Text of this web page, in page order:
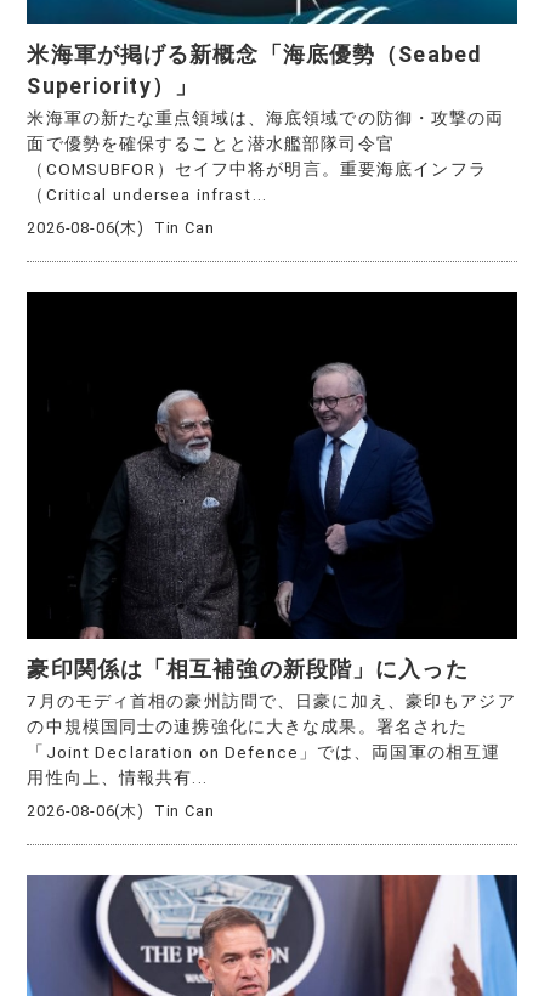
米海軍が掲げる新概念「海底優勢（Seabed
Superiority）」
米海軍の新たな重点領域は、海底領域での防御・攻撃の両
面で優勢を確保することと潜水艦部隊司令官
（COMSUBFOR）セイフ中将が明言。重要海底インフラ
（Critical undersea infrast...
2026-08-06(木) Tin Can
豪印関係は「相互補強の新段階」に入った
7月のモディ首相の豪州訪問で、日豪に加え、豪印もアジア
の中規模国同士の連携強化に大きな成果。署名された
「Joint Declaration on Defence」では、両国軍の相互運
用性向上、情報共有...
2026-08-06(木) Tin Can